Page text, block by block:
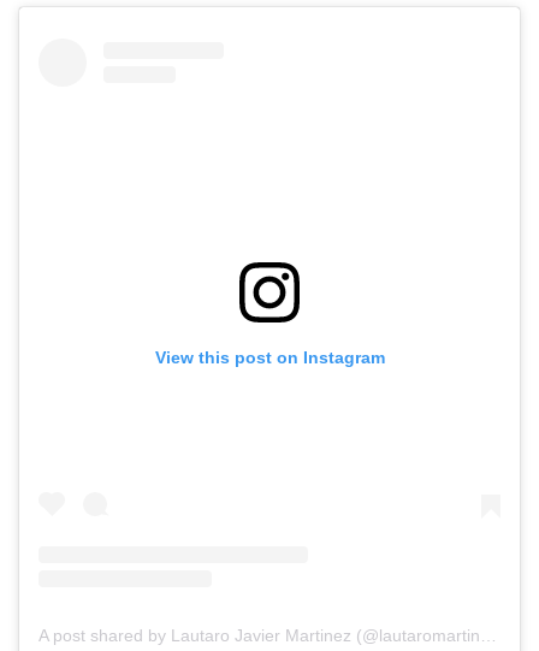
View this post on Instagram